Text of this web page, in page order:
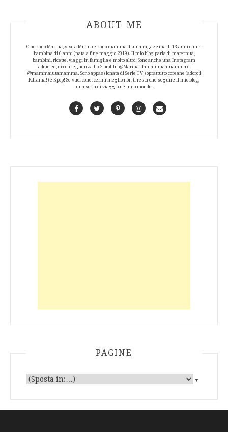
ABOUT AUTHOR
ABOUT ME
Ciao sono Marina, vivo a Milano e sono mamma di una ragazzina di 13 anni e una
bambina di 6 anni (nata a fine maggio 2019). Il mio blog parla di maternità,
bambini, ricette, viaggi in famiglia e molto altro. Sono anche una Instagram
addicted, di conseguenza ho 2 profili: @Marina_damammaamamma e
@mammaiutamamma. Sono appassionata di Serie TV soprattutto coreane (adoro i
Kdrama!) e Kpop! Se vuoi conoscermi meglio non ti resta che seguire il mio blog,
una sorta di viaggio nel mio mondo.
FacebookTwitterPinterestInstagramContact
PAGINE
▼